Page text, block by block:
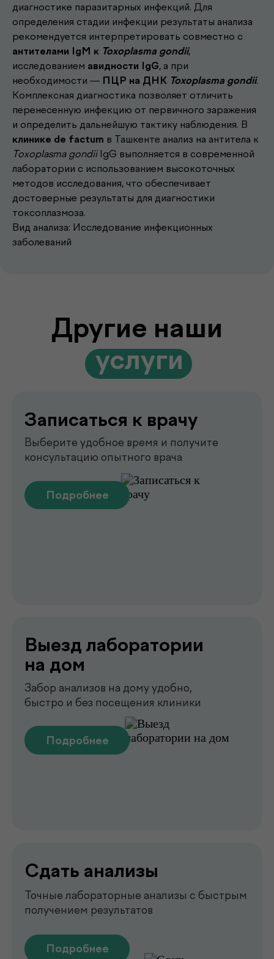
диагностике паразитарных инфекций. Для
определения стадии инфекции результаты анализа
рекомендуется интерпретировать совместно с
антителами IgM к Toxoplasma gondii,
исследованием авидности IgG, а при
необходимости — ПЦР на ДНК Toxoplasma gondii.
Комплексная диагностика позволяет отличить
перенесенную инфекцию от первичного заражения
и определить дальнейшую тактику наблюдения. В
клинике de factum в Ташкенте анализ на антитела к
Toxoplasma gondiiIgG выполняется в современной
лаборатории с использованием высокоточных
методов исследования, что обеспечивает
достоверные результаты для диагностики
токсоплазмоза.
Вид анализа: Исследование инфекционных
заболеваний
Другие наши
.услуги
Записаться к врачу
Выберите удобное время и получите
консультацию опытного врача
Рентген
Быстрая и точная диагностика состояния
костей и внутренних органов
Чек-апы
Выезд лаборатории
Забор анализов на дому удобно,
быстро и без посещения клиники
Подробнее